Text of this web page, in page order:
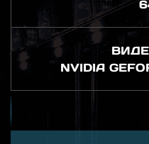
NVIDIA